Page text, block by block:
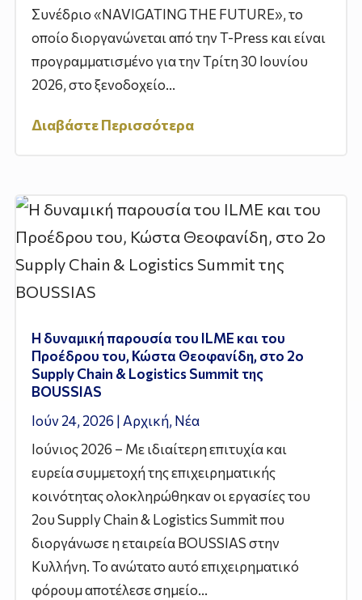
Συνέδριο «NAVIGATING THE FUTURE», το
οποίο διοργανώνεται από την T-Press και είναι
προγραμματισμένο για την Τρίτη 30 Ιουνίου
2026, στο ξενοδοχείο...
Διαβάστε Περισσότερα
Η δυναμική παρουσία του ILME και του
Προέδρου του, Κώστα Θεοφανίδη, στο 2ο
Supply Chain & Logistics Summit της
BOUSSIAS
Ιούν 24, 2026 | Αρχική, Νέα
Ιούνιος 2026 – Με ιδιαίτερη επιτυχία και
ευρεία συμμετοχή της επιχειρηματικής
κοινότητας ολοκληρώθηκαν οι εργασίες του
2ου Supply Chain & Logistics Summit που
διοργάνωσε η εταιρεία BOUSSIAS στην
Κυλλήνη. Το ανώτατο αυτό επιχειρηματικό
φόρουμ αποτέλεσε σημείο...